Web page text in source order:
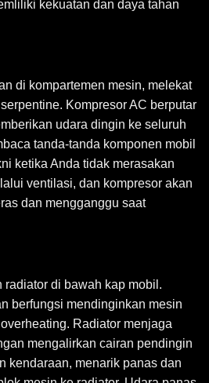
kekuatan dan daya tahan
di kompartemen mesin, melekat
Kompresor AC berputar
udara dingin ke seluruh
tanda-tanda komponen mobil
ketika Anda tidak merasakan
ventilasi, dan kompresor akan
dan mengganggu saat
radiator di bawah kap mobil.
berfungsi mendinginkan mesin
Radiator menjaga
mengalirkan cairan pendingin
kendaraan, menarik panas dan